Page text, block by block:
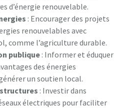
d’énergie renouvelable.
: Encourager des projets
renouvelables avec
comme l’agriculture durable.
publique : Informer et éduquer
des énergies
un soutien local.
: Investir dans
électriques pour faciliter